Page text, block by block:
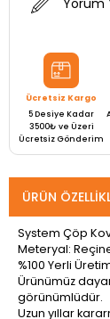
Ücretsiz Kargo
5 Desiye Kadar
3500₺ ve Üzeri
Ücretsiz Gönderim
ÜRÜN
System Çöp
Meteryal:
%100 Yerli
Ürünümüz
görünümlüdür.
Uzun yıllar